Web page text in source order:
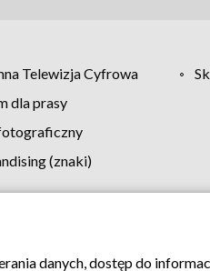
Telewizja Cyfrowa
dla prasy
(znaki)
Kontakt
danych, dostęp do